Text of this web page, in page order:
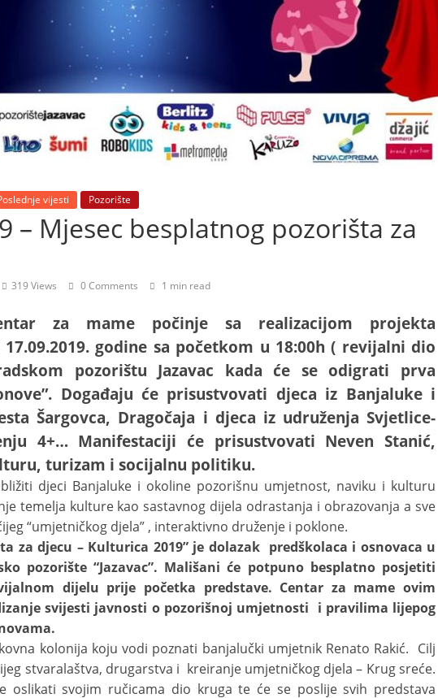
vijesti Pozorište
– Mjesec besplatnog pozorišta za
319 Views 0 Comments 1 min read
za mame počinje sa realizacijom projekta
godine sa početkom u 18:00h ( revijalni dio
pozorištu Jazavac kada će se odigrati prva
Događaju će prisustvovati djeca iz Banjaluke i
Šargovca, Dragočaja i djeca iz udruženja Svjetlice-
4+… Manifestaciji će prisustvovati Neven Stanić,
turizam i socijalnu politiku.
djeci Banjaluke i okoline pozorišnu umjetnost, naviku i kulturu
temelja kulture kao sastavnog dijela odrastanja i obrazovanja a sve
“umjetničkog djela” , interaktivno druženje i poklone.
za djecu – Kulturica 2019” je dolazak predškolaca i osnovaca u
pozorište “Jazavac”. Mališani će potpuno besplatno posjetiti
dijelu prije početka predstave. Centar za mame ovim
svijesti javnosti o pozorišnoj umjetnosti i pravilima lijepog
kolonija koju vodi poznati banjalučki umjetnik Renato Rakić. Cilj
stvaralaštva, drugarstva i kreiranje umjetničkog djela – Krug sreće.
oslikati svojim ručicama dio kruga te će se poslije svih predstava